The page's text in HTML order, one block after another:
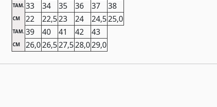
TAM. 33 34 35 36 37 38
CM 22 22,523 24 24,525,0
TAM. 39 40 41 42 43
CM 26,026,527,528,029,0